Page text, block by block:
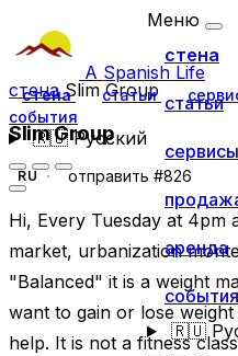
A Spanish Life
стена статьи
события
🇷🇺Русский
Меню
стена
статьи
сервисы
аренда
события
🇷🇺
стенаSlim Group
Slim Group
RU отправить #826
Hi, Every Tuesday at 4pm
market, urbanization
"Balanced" it is a weight
want to gain or lose
help. It is not a fitness